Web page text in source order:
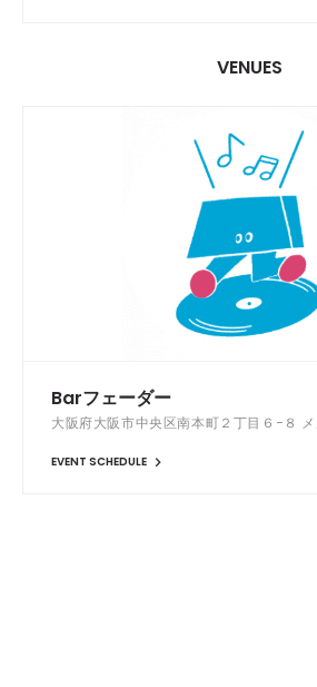
VENUES
Barフェーダー
大阪府大阪市中央区南本町２丁目６−８
EVENT SCHEDULE